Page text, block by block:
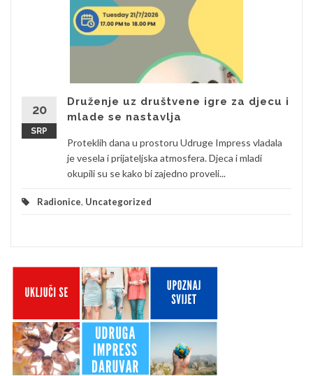
20
SRP
Druženje uz društvene igre za djecu i
mlade se nastavlja
Proteklih dana u prostoru Udruge Impress vladala
je vesela i prijateljska atmosfera. Djeca i mladi
okupili su se kako bi zajedno proveli...
Radionice, Uncategorized